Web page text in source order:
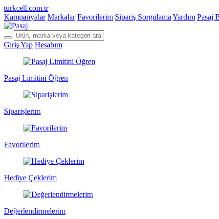
turkcell.com.tr
Kampanyalar Markalar Favorilerim Sipariş Sorgulama Yardım Pasaj
Giriş Yap Hesabım
Pasaj Limitini Öğren
Siparişlerim
Favorilerim
Hediye Çeklerim
Değerlendirmelerim